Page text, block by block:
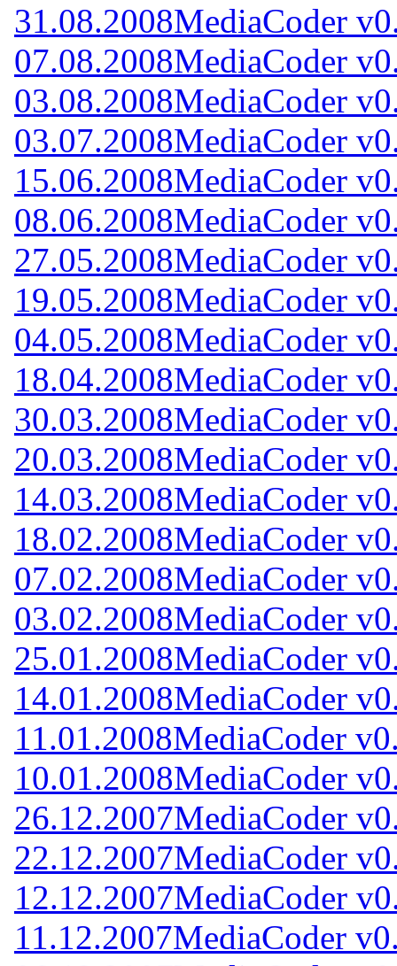
31.08.2008MediaCoder
07.08.2008MediaCoder
03.08.2008MediaCoder
03.07.2008MediaCoder
15.06.2008MediaCoder
08.06.2008MediaCoder
27.05.2008MediaCoder
19.05.2008MediaCoder
04.05.2008MediaCoder
18.04.2008MediaCoder
30.03.2008MediaCoder
20.03.2008MediaCoder
14.03.2008MediaCoder
18.02.2008MediaCoder
07.02.2008MediaCoder
03.02.2008MediaCoder
25.01.2008MediaCoder
14.01.2008MediaCoder
11.01.2008MediaCoder
10.01.2008MediaCoder
26.12.2007MediaCoder
22.12.2007MediaCoder
12.12.2007MediaCoder
11.12.2007MediaCoder